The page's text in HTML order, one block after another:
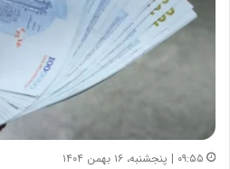
۰۹:۵۵ | پنجشنبه، ۱۶ بهمن ۱۴۰۴